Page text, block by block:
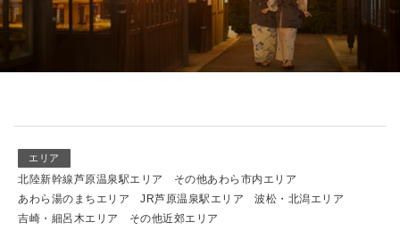
エリア
北陸新幹線芦原温泉駅エリア
その他あわら市内エリア
あわら湯のまちエリア
JR芦原温泉駅エリア
波松・北潟エリア
吉崎・細呂木エリア
その他近郊エリア